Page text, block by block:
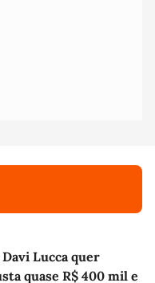
Lucca quer
quase R$ 400 mil e